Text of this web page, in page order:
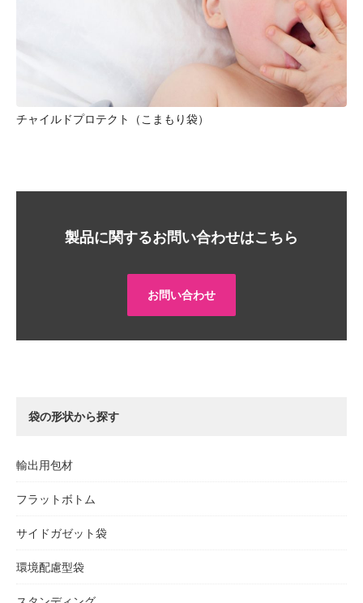
こまもり袋）
製品に関するお問い合わせはこちら
お問い合わせ
袋の形状から探す
輸出用包材
フラットボトム
サイドガゼット袋
環境配慮型袋